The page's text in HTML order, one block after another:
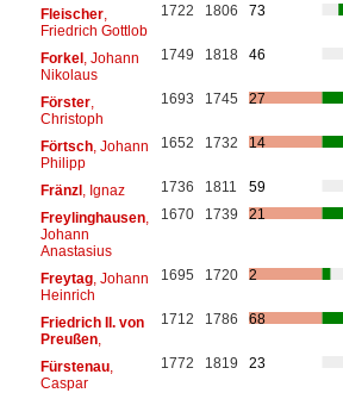
Fleischer,
Friedrich Gottlob
1722 1806 73
Forkel, Johann
Nikolaus
1749 1818 46
Förster,
Christoph
1693 1745 27
Förtsch, Johann
Philipp
1652 1732 14
Fränzl, Ignaz 1736 1811
59
Freylinghausen,
Johann
Anastasius
1670 1739 21
Freytag, Johann
Heinrich
1695 1720 2
Friedrich II. von
Preußen,
1712 1786 68
Fürstenau,
Caspar
1772 1819 23